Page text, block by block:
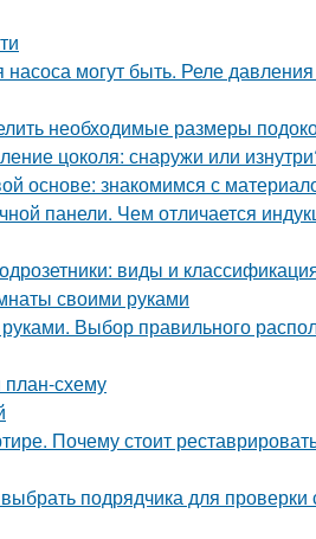
могут быть. Реле
необходимые размеры
цоколя: снаружи или
основе: знакомимся с
панели. Чем отличается
виды и
своими руками
Выбор правильного
план-схему
Почему стоит
подрядчика для проверки